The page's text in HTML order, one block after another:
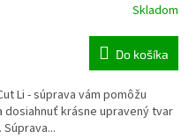
Skladom
Do košíka
Li - súprava vám pomôžu
krásne upravený tvar